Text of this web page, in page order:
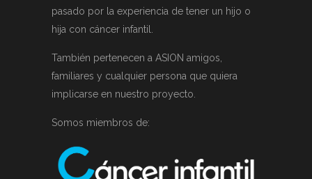
pasado por la experiencia de tener un hijo o
hija con cáncer infantil.
También pertenecen a ASION amigos,
familiares y cualquier persona que quiera
implicarse en nuestro proyecto.
Somos miembros de: